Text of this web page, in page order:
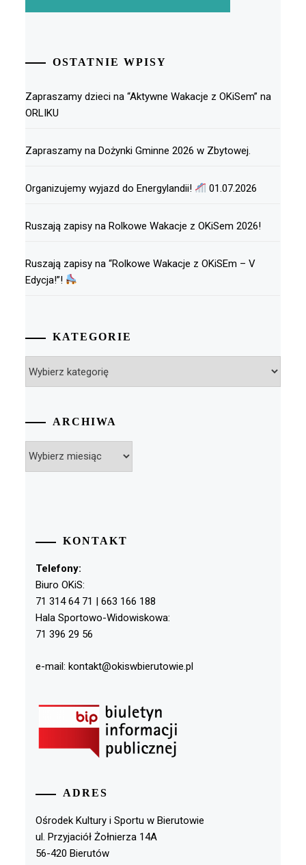
OSTATNIE WPISY
Zapraszamy dzieci na “Aktywne Wakacje z OKiSem” na
ORLIKU
Zapraszamy na Dożynki Gminne 2026 w Zbytowej.
Organizujemy wyjazd do Energylandii! 01.07.2026
Ruszają zapisy na Rolkowe Wakacje z OKiSem 2026!
Ruszają zapisy na “Rolkowe Wakacje z OKiSEm – V
Edycja!”!
KATEGORIE
ARCHIWA
KONTAKT
Telefony:
Biuro OKiS:
71 314 64 71 | 663 166 188
Hala Sportowo-Widowiskowa:
71 396 29 56
e-mail: kontakt@okiswbierutowie.pl
ADRES
Ośrodek Kultury i Sportu w Bierutowie
ul. Przyjaciół Żołnierza 14A
56-420 Bierutów